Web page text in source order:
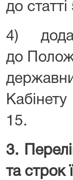
до
4)
до
15.
3.
та строк